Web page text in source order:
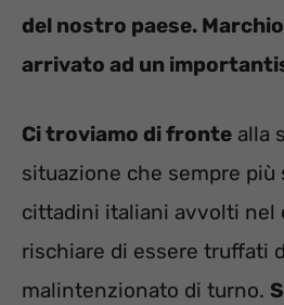
del nostro paese.
arrivato ad un
Ci troviamo di fronte alla
situazione che sempre più
cittadini italiani avvolti nel
rischiare di essere truffati
malintenzionato di turno.